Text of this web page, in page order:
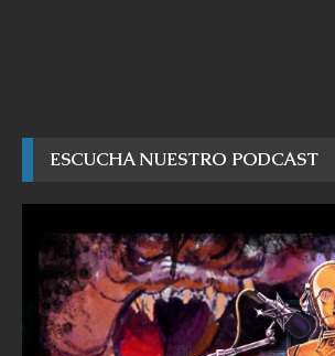
ESCUCHA NUESTRO PODCAST